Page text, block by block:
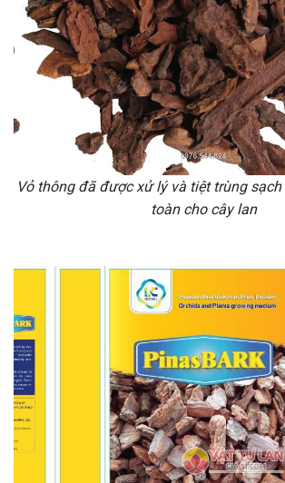
Vỏ thông đã được xử lý và tiệt trùng sạch
toàn cho cây lan